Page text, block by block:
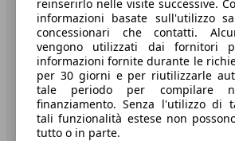
A proposito di AutoScout24
Stampa
Media
Condizioni generali
Informazioni
reinserirlo nelle visite successive.
informazioni basate sull'utilizzo
concessionari che contatti.
vengono utilizzati dai fornitori
informazioni fornite durante le
per 30 giorni e per riutilizzarle
tale periodo per compilare
finanziamento. Senza l'utilizzo di
tali funzionalità estese non
tutto o in parte.